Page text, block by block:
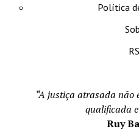
Política
“A justiça atrasada não
qualificada
Ruy